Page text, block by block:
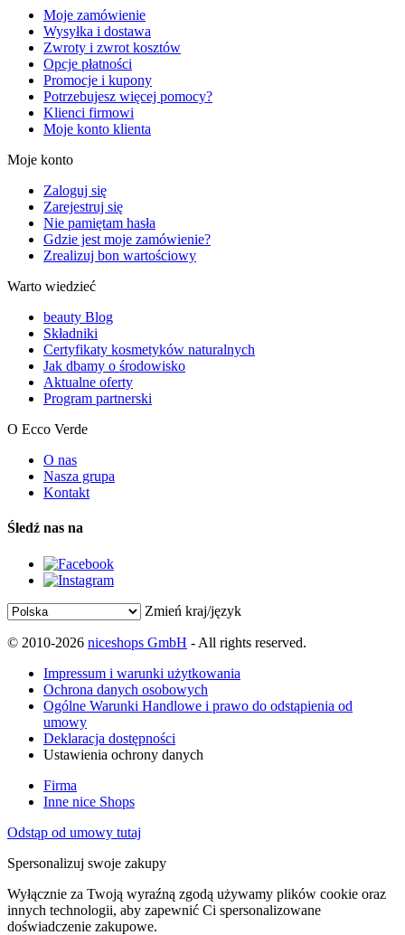
Moje zamówienie
Wysyłka i dostawa
Zwroty i zwrot kosztów
Opcje płatności
Promocje i kupony
Potrzebujesz więcej pomocy?
Klienci firmowi
Moje konto klienta
Moje konto
Zaloguj się
Zarejestruj się
Nie pamiętam hasła
Gdzie jest moje zamówienie?
Zrealizuj bon wartościowy
Warto wiedzieć
beauty Blog
Składniki
Certyfikaty kosmetyków naturalnych
Jak dbamy o środowisko
Aktualne oferty
Program partnerski
O Ecco Verde
O nas
Nasza grupa
Kontakt
Śledź nas na
Zmień kraj/język
© 2010-2026 niceshops GmbH - All rights reserved.
Impressum i warunki użytkowania
Ochrona danych osobowych
Ogólne Warunki Handlowe i prawo do odstąpienia od
umowy
Deklaracja dostępności
Ustawienia ochrony danych
Firma
Inne nice Shops
Odstąp od umowy tutaj
Spersonalizuj swoje zakupy
Wyłącznie za Twoją wyraźną zgodą używamy plików cookie oraz
innych technologii, aby zapewnić Ci spersonalizowane
doświadczenie zakupowe.